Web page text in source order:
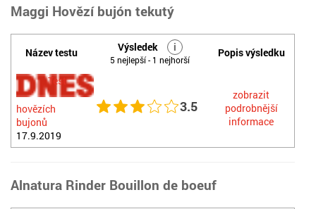
Maggi Hovězí bujón tekutý
Název testu Výsledek i
5 nejlepší - 1 nejhorší
Popis výsledku
Test
hovězích
bujonů
17.9.2019
3.5
zobrazit
podrobnější
informace
Alnatura Rinder Bouillon de boeuf